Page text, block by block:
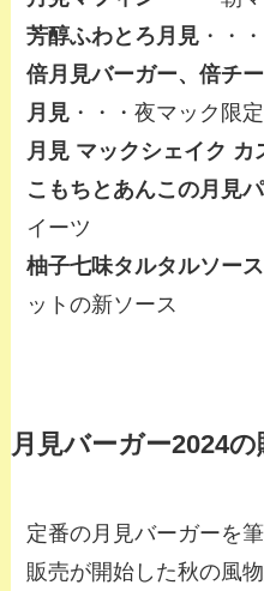
芳醇ふわとろ月見 ・・
倍月見バーガー、倍チ
月見 ・・・夜マック限定
月見 マックシェイク
こもちとあんこの月見
イーツ
柚子七味タルタルソース
ットの新ソース
月見バーガー2024の
定番の月見バーガーを
販売が開始した秋の風